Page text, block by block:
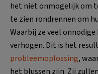
het niet onmogelijk om
te zien rondrennen om
Waarbij ze veel
verhogen. Dit is het
probleemoplossing,
het blussen zijn. Zij